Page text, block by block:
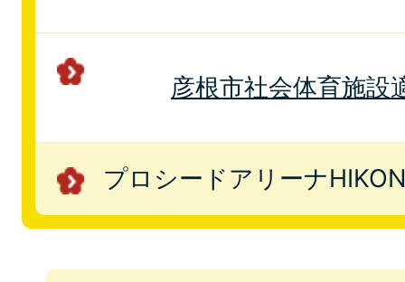
彦根市社会体育施設
プロシードアリーナ